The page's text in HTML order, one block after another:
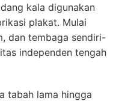
kala digunakan
plakat. Mulai
dan tembaga sendiri-
independen tengah
tabah lama hingga